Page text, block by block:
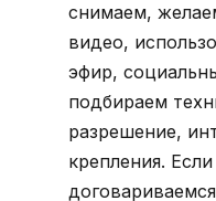
снимаем,
видео,
эфир,
подбираем
разрешение,
крепления.